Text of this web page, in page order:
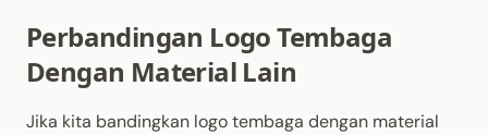
Perbandingan Logo Tembaga
Dengan Material Lain
Jika kita bandingkan logo tembaga dengan material